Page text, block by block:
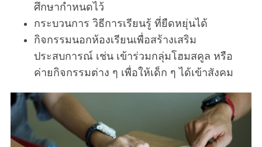
ศึกษากำหนดไว้
กระบวนการ วิธีการเรียนรู้ ที่ยืดหยุ่นได้
กิจกรรมนอกห้องเรียนเพื่อสร้างเสริม
ประสบการณ์ เช่น เข้าร่วมกลุ่มโฮมสคูล หรือ
ค่ายกิจกรรมต่าง ๆ เพื่อให้เด็ก ๆ ได้เข้าสังคม